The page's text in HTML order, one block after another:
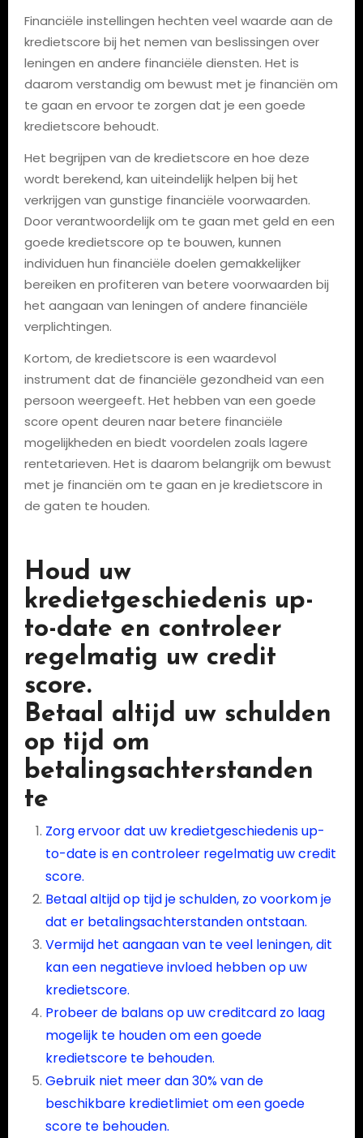
Financiële instellingen hechten veel waarde aan de
kredietscore bij het nemen van beslissingen over
leningen en andere financiële diensten. Het is
daarom verstandig om bewust met je financiën om
te gaan en ervoor te zorgen dat je een goede
kredietscore behoudt.
Het begrijpen van de kredietscore en hoe deze
wordt berekend, kan uiteindelijk helpen bij het
verkrijgen van gunstige financiële voorwaarden.
Door verantwoordelijk om te gaan met geld en een
goede kredietscore op te bouwen, kunnen
individuen hun financiële doelen gemakkelijker
bereiken en profiteren van betere voorwaarden bij
het aangaan van leningen of andere financiële
verplichtingen.
Kortom, de kredietscore is een waardevol
instrument dat de financiële gezondheid van een
persoon weergeeft. Het hebben van een goede
score opent deuren naar betere financiële
mogelijkheden en biedt voordelen zoals lagere
rentetarieven. Het is daarom belangrijk om bewust
met je financiën om te gaan en je kredietscore in
de gaten te houden.
Houd uw
kredietgeschiedenis up-
to-date en controleer
regelmatig uw credit
score.
Betaal altijd uw schulden
op tijd om
betalingsachterstanden
te
Zorg ervoor dat uw kredietgeschiedenis up-
to-date is en controleer regelmatig uw credit
score.
Betaal altijd op tijd je schulden, zo voorkom je
dat er betalingsachterstanden ontstaan.
Vermijd het aangaan van te veel leningen, dit
kan een negatieve invloed hebben op uw
kredietscore.
Probeer de balans op uw creditcard zo laag
mogelijk te houden om een goede
kredietscore te behouden.
Gebruik niet meer dan 30% van de
beschikbare kredietlimiet om een goede
score te behouden.